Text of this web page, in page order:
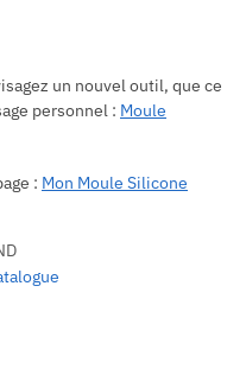
un nouvel outil, que ce
personnel : Moule
: Mon Moule Silicone